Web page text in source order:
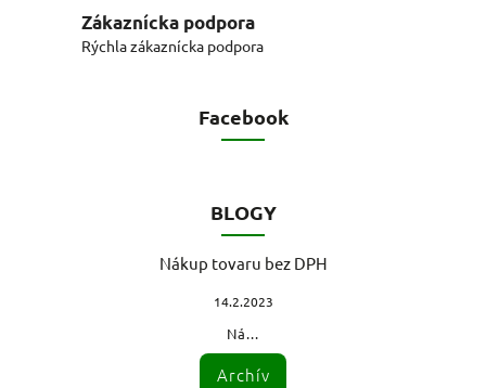
Zákaznícka podpora
Rýchla zákaznícka podpora
Facebook
BLOGY
Nákup tovaru bez DPH
14.2.2023
Ná...
Archív